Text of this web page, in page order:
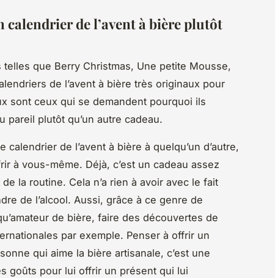
de l’avent à bière plutôt
que Berry Christmas, Une petite Mousse,
de l’avent à bière très originaux pour
sont ceux qui se demandent pourquoi ils
pareil plutôt qu’un autre cadeau.
de l’avent à bière à quelqu’un d’autre,
à vous-même. Déjà, c’est un cadeau assez
la routine. Cela n’a rien à avoir avec le fait
de l’alcool. Aussi, grâce à ce genre de
de bière, faire des découvertes de
par exemple. Penser à offrir un
qui aime la bière artisanale, c’est une
goûts pour lui offrir un présent qui lui